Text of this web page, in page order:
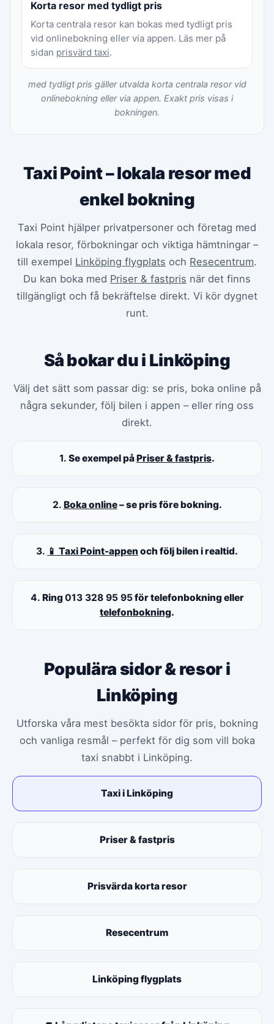
Korta resor med tydligt pris
Korta centrala resor kan bokas med tydligt pris
vid onlinebokning eller via appen. Läs mer på
sidan prisvärd taxi.
med tydligt pris gäller utvalda korta centrala resor vid
onlinebokning eller via appen. Exakt pris visas i
bokningen.
Taxi Point – lokala resor med
enkel bokning
Taxi Point hjälper privatpersoner och företag med
lokala resor, förbokningar och viktiga hämtningar –
till exempel Linköping flygplats och Resecentrum.
Du kan boka med Priser & fastpris när det finns
tillgängligt och få bekräftelse direkt. Vi kör dygnet
runt.
Så bokar du i Linköping
Välj det sätt som passar dig: se pris, boka online på
några sekunder, följ bilen i appen – eller ring oss
direkt.
1. Se exempel påPriser & fastpris.
2. Boka online– se pris före bokning.
3. 📱 Taxi Point-appen och följ bilen i realtid.
4. Ring 013 328 95 95för telefonbokning eller
telefonbokning.
Populära sidor & resor i
Linköping
Utforska våra mest besökta sidor för pris, bokning
och vanliga resmål – perfekt för dig som vill boka
taxi snabbt i Linköping.
Taxi i Linköping
Priser & fastpris
Prisvärda korta resor
Resecentrum
Linköping flygplats